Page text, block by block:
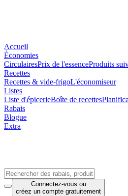
Accueil
Économies
CirculairesPrix de l'essenceProduits
Recettes
Recettes & vide-frigoL'économiseur
Listes
Liste d'épicerieBoîte de recettes
Rabais
Blogue
Extra
Connectez-vous ou
créez un compte gratuitement